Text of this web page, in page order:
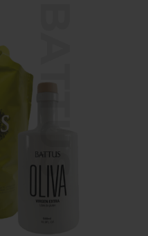
BATTUS